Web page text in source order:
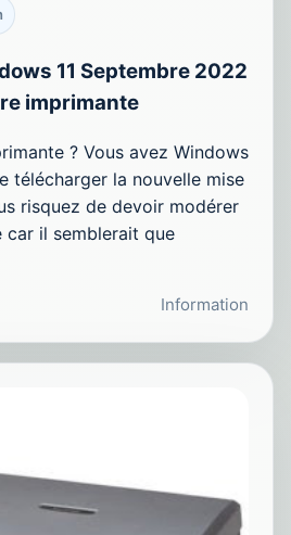
11 Septembre 2022
imprimante
? Vous avez Windows
télécharger la nouvelle mise
risquez de devoir modérer
car il semblerait que
Information